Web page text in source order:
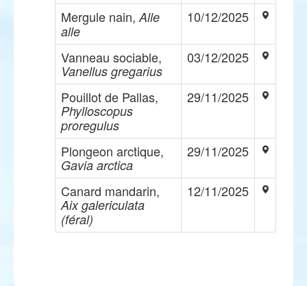
Mergule nain, Alle
alle
10/12/2025
Vanneau sociable,
Vanellus gregarius
03/12/2025
Pouillot de Pallas,
Phylloscopus
proregulus
29/11/2025
Plongeon arctique,
Gavia arctica
29/11/2025
Canard mandarin,
Aix galericulata
(féral)
12/11/2025